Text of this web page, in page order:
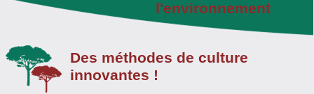
Des méthodes de culture
innovantes !
l'environnement